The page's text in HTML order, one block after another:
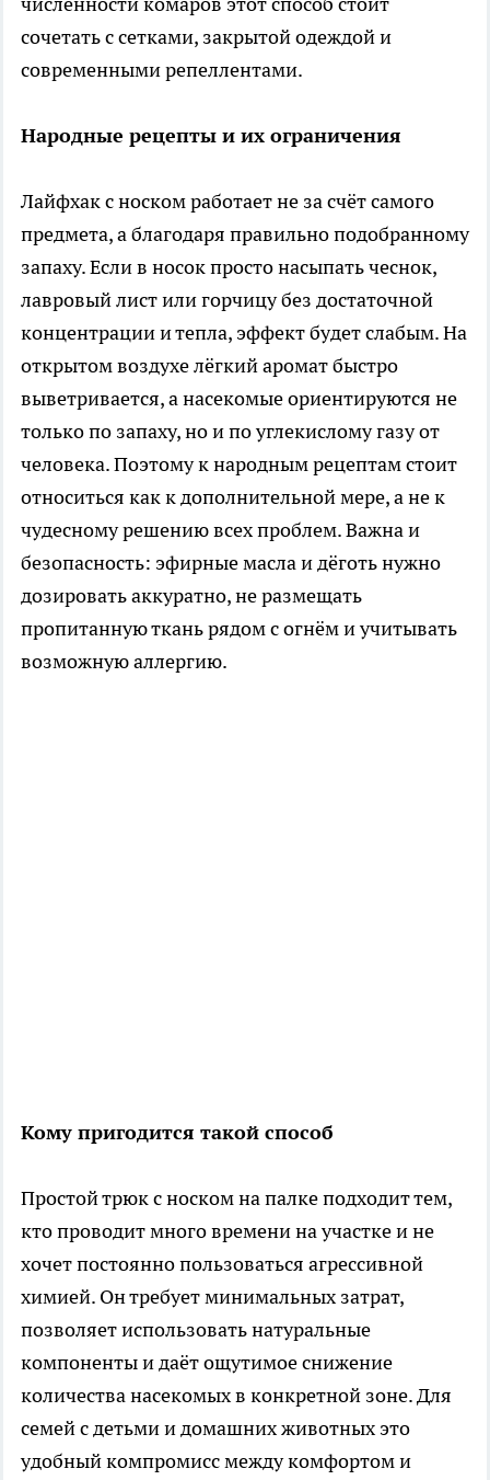
сочетать с сетками, закрытой одеждой и
современными репеллентами.
Народные рецепты и их ограничения
Лайфхак с носком работает не за счёт самого
предмета, а благодаря правильно подобранному
запаху. Если в носок просто насыпать чеснок,
лавровый лист или горчицу без достаточной
концентрации и тепла, эффект будет слабым. На
открытом воздухе лёгкий аромат быстро
выветривается, а насекомые ориентируются не
только по запаху, но и по углекислому газу от
человека. Поэтому к народным рецептам стоит
относиться как к дополнительной мере, а не к
чудесному решению всех проблем. Важна и
безопасность: эфирные масла и дёготь нужно
дозировать аккуратно, не размещать
пропитанную ткань рядом с огнём и учитывать
возможную аллергию.
Кому пригодится такой способ
Простой трюк с носком на палке подходит тем,
кто проводит много времени на участке и не
хочет постоянно пользоваться агрессивной
химией. Он требует минимальных затрат,
позволяет использовать натуральные
компоненты и даёт ощутимое снижение
количества насекомых в конкретной зоне. Для
семей с детьми и домашних животных это
удобный компромисс между комфортом и